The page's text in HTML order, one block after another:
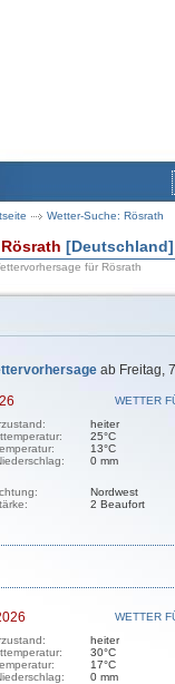
Wetter-Suche: Rösrath
Rösrath [Deutschland]
für Rösrath
ab Freitag,
WETTER
heiter
25°C
13°C
0 mm
Nordwest
2 Beaufort
WETTER
heiter
30°C
17°C
0 mm